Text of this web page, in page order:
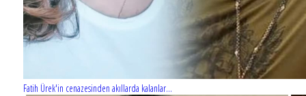
Fatih Ürek'in cenazesinden akıllarda kalanlar...